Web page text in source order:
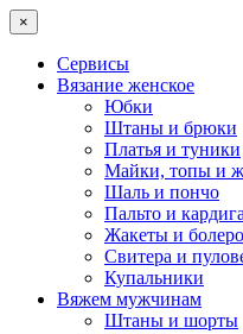
×
Сервисы
Вязание женское
Юбки
Штаны и брюки
Платья и туники
Майки, топы и
Шаль и пончо
Пальто и
Жакеты и болеро
Свитера и
Купальники
Вяжем мужчинам
Штаны и шорты